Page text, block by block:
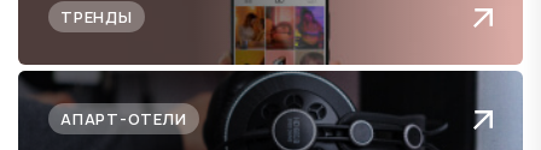
ТРЕНДЫ
АПАРТ-ОТЕЛИ